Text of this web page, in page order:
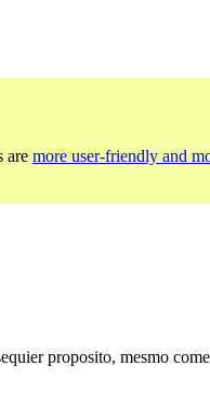
are more user-friendly and
proposito, mesmo